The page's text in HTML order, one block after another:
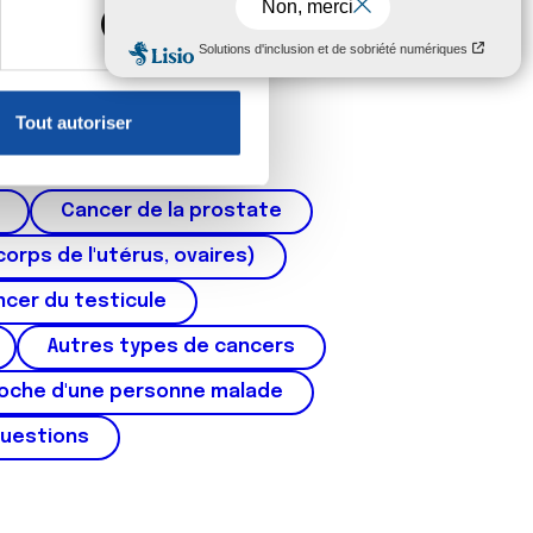
reportez-vous à lasection «
sur les cookies.
informations que
Tout autoriser
Cancer de la prostate
de l'utérus, ovaires)
du testicule
Autres types de cancers
d'une personne malade